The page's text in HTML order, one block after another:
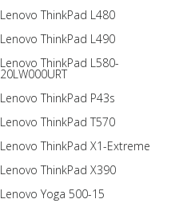
Lenovo ThinkPad L480
Lenovo ThinkPad L490
Lenovo ThinkPad L580-
20LW000URT
Lenovo ThinkPad P43s
Lenovo ThinkPad T570
Lenovo ThinkPad X1-Extreme
Lenovo ThinkPad X390
Lenovo Yoga 500-15